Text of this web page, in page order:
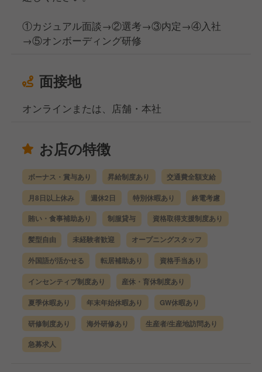
①カジュアル面談→②選考→③内定→④入社
→⑤オンボーディング研修
面接地
オンラインまたは、店舗・本社
お店の特徴
ボーナス・賞与あり 昇給制度あり 交通費全額支給
月8日以上休み 週休2日 特別休暇あり 終電考慮
賄い・食事補助あり 制服貸与 資格取得支援制度あり
髪型自由 未経験者歓迎 オープニングスタッフ
外国語が活かせる 転居補助あり 資格手当あり
インセンティブ制度あり 産休・育休制度あり
夏季休暇あり 年末年始休暇あり GW休暇あり
研修制度あり 海外研修あり 生産者/生産地訪問あり
急募求人